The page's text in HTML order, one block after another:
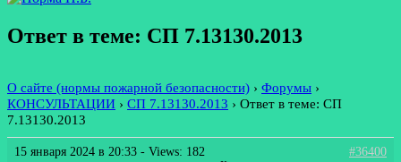
Ответ в теме: СП 7.13130.2013
О сайте (нормы пожарной безопасности) › Форумы ›
КОНСУЛЬТАЦИИ › СП 7.13130.2013 › Ответ в теме: СП
7.13130.2013
15 января 2024 в 20:33 - Views: 182
#36400